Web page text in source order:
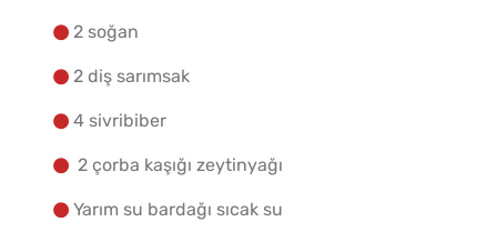
2 soğan
2 diş sarımsak
4 sivribiber
2 çorba kaşığı zeytinyağı
Yarım su bardağı sıcak su